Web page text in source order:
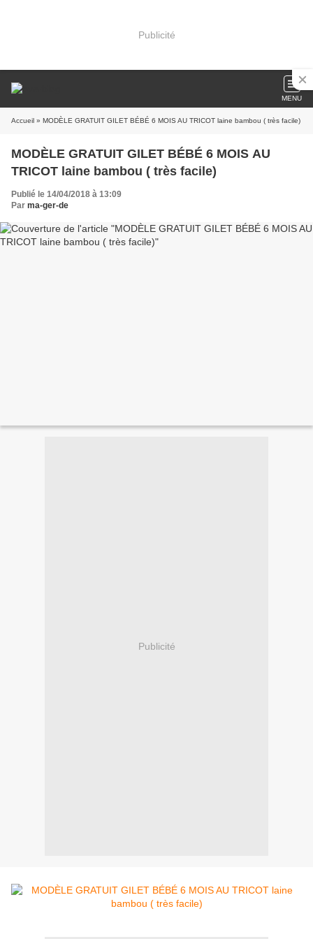
Publicité
MENU
Accueil » MODÈLE GRATUIT GILET BÉBÉ 6 MOIS AU TRICOT laine bambou ( très facile)
MODÈLE GRATUIT GILET BÉBÉ 6 MOIS AU
TRICOT laine bambou ( très facile)
Publié le 14/04/2018 à 13:09
Par ma-ger-de
Publicité